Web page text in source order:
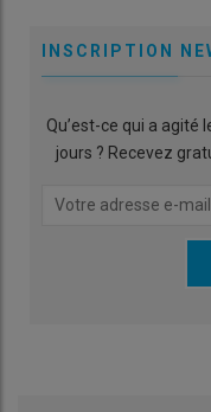
INSCRIPTION
Qu’est-ce qui a agité
jours ? Recevez